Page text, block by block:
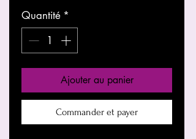
Quantité *
Ajouter au panier
Commander et payer